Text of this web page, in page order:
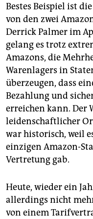
Bestes Beispiel ist
von den zwei
Derrick Palmer im
gelang es trotz
Amazons, die
Warenlagers in
überzeugen, dass
Bezahlung und
erreichen kann. Der
leidenschaftlicher
war historisch, weil
einzigen Amazon-
Vertretung gab.
Heute, wieder ein
allerdings nicht
von einem